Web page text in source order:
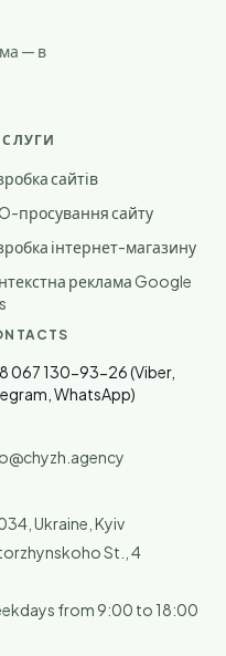
— в
сайтів
просування сайту
інтернет-магазину
реклама Google
067 130-93-26 (Viber,
WhatsApp)
Ukraine, Kyiv
St., 4
from 9:00 to 18:00